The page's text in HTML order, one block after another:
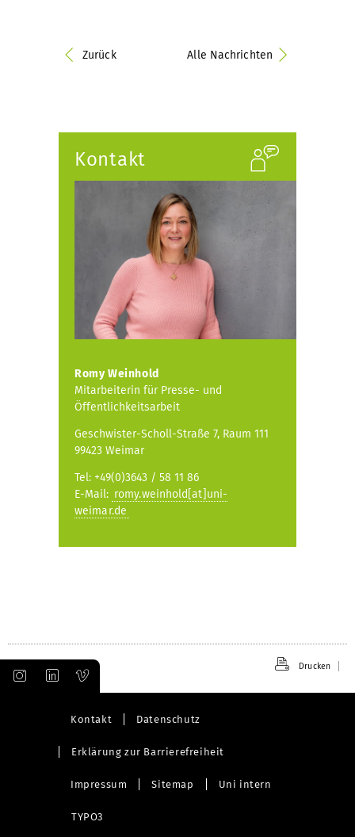
Zurück Alle Nachrichten
Kontakt
Romy Weinhold
Mitarbeiterin für Presse- und
Öffentlichkeitsarbeit
Geschwister-Scholl-Straße 7, Raum 111
99423 Weimar
Tel: +49(0)3643 / 58 11 86
E-Mail: romy.weinhold[at]uni-
weimar.de
Drucken
Kontakt Datenschutz
Erklärung zur Barrierefreiheit
Impressum Sitemap Uni intern
TYPO3